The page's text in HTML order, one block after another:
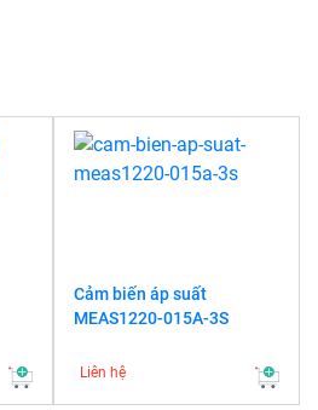
Cảm biến áp suất
MEAS1220-015A-3S
Liên hệ